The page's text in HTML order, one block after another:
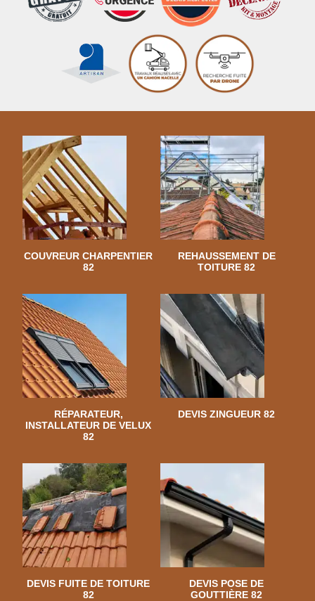
COUVREUR CHARPENTIER
82
REHAUSSEMENT DE
TOITURE 82
RÉPARATEUR,
INSTALLATEUR DE VELUX
82
DEVIS ZINGUEUR 82
DEVIS FUITE DE TOITURE
82
DEVIS POSE DE
GOUTTIÈRE 82